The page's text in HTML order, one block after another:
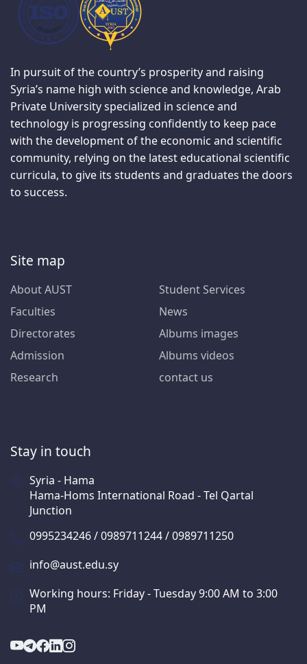
In pursuit of the country’s prosperity and raising
Syria’s name high with science and knowledge, Arab
Private University specialized in science and
technology is progressing confidently to keep pace
with the development of the economic and scientific
community, relying on the latest educational scientific
curricula, to give its students and graduates the doors
to success.
Site map
About AUST
Faculties
Directorates
Admission
Research
Student Services
News
Albums images
Albums videos
contact us
Stay in touch
Syria - Hama
Hama-Homs International Road - Tel Qartal
Junction
0995234246 / 0989711244 / 0989711250
info@aust.edu.sy
Working hours: Friday - Tuesday 9:00 AM to 3:00
PM